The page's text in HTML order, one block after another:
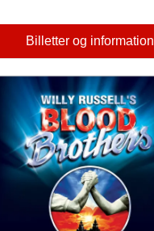
Billetter og information
Blood Brothers